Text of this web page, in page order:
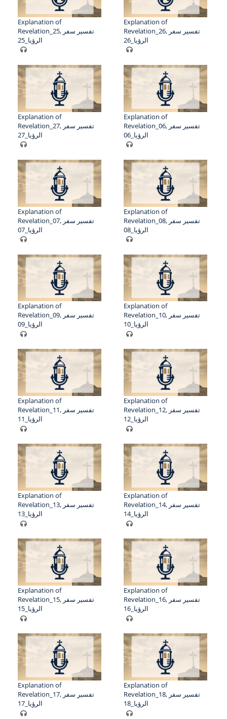
Explanation of
Revelation_25, تفسير سفر
الرؤيا_25
Explanation of
Revelation_26, تفسير سفر
الرؤيا_26
Explanation of
Revelation_27, تفسير سفر
الرؤيا_27
Explanation of
Revelation_06, تفسير سفر
الرؤيا_06
Explanation of
Revelation_07, تفسير سفر
الرؤيا_07
Explanation of
Revelation_08, تفسير سفر
الرؤيا_08
Explanation of
Revelation_09, تفسير سفر
الرؤيا_09
Explanation of
Revelation_10, تفسير سفر
الرؤيا_10
Explanation of
Revelation_11, تفسير سفر
الرؤيا_11
Explanation of
Revelation_12, تفسير سفر
الرؤيا_12
Explanation of
Revelation_13, تفسير سفر
الرؤيا_13
Explanation of
Revelation_14, تفسير سفر
الرؤيا_14
Explanation of
Revelation_15, تفسير سفر
الرؤيا_15
Explanation of
Revelation_16, تفسير سفر
الرؤيا_16
Explanation of
Revelation_17, تفسير سفر
الرؤيا_17
Explanation of
Revelation_18, تفسير سفر
الرؤيا_18